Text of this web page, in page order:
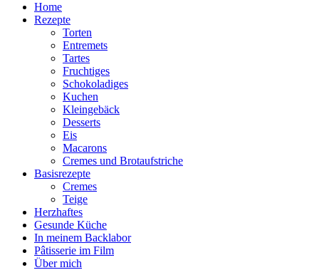
Home
Rezepte
Torten
Entremets
Tartes
Fruchtiges
Schokoladiges
Kuchen
Kleingebäck
Desserts
Eis
Macarons
Cremes und Brotaufstriche
Basisrezepte
Cremes
Teige
Herzhaftes
Gesunde Küche
In meinem Backlabor
Pâtisserie im Film
Über mich